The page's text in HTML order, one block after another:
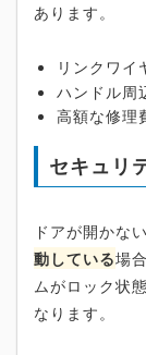
あります。
リンクワイ
ハンドル周
高額な修理
セキュリ
ドアが開かな
動している場
ムがロック状
なります。